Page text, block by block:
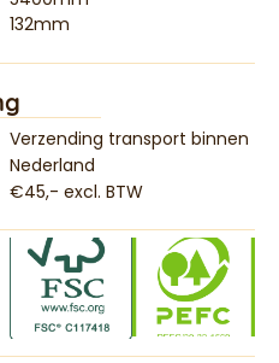
132mm
Verzending transport binnen
Nederland
€45,- excl. BTW